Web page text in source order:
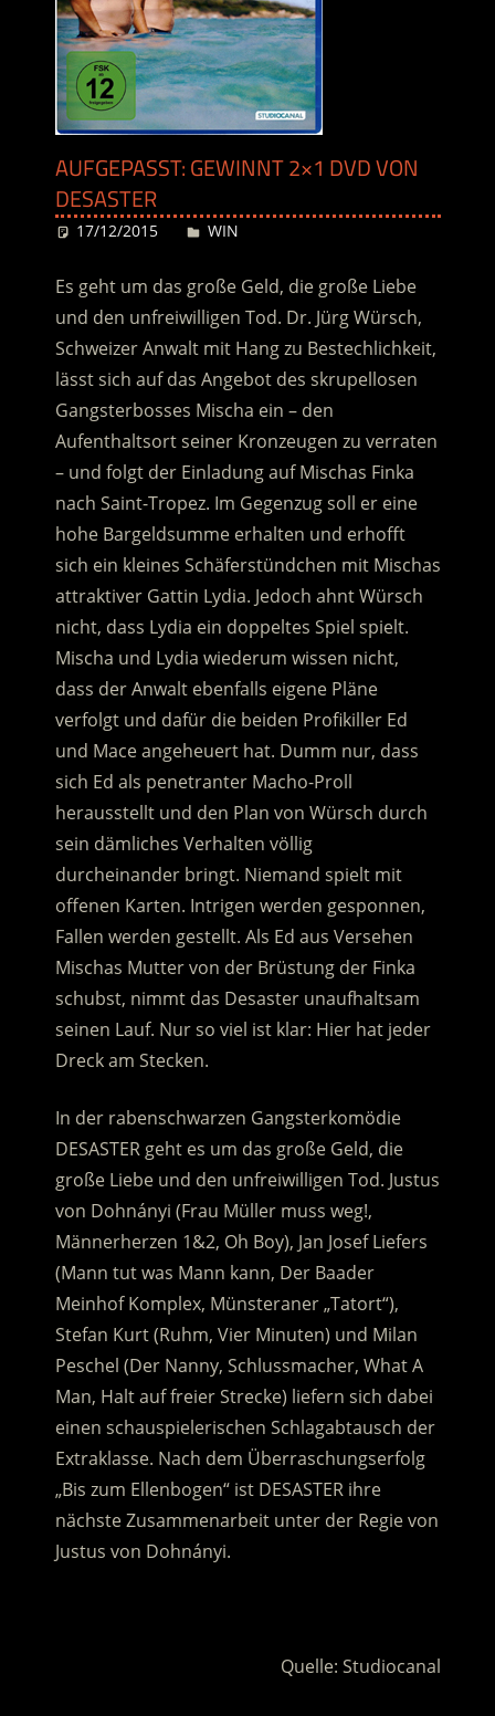
AUFGEPASST: GEWINNT 2×1 DVD VON
DESASTER
17/12/2015 Desiree
WIN
Es geht um das große Geld, die große Liebe
und den unfreiwilligen Tod. Dr. Jürg Würsch,
Schweizer Anwalt mit Hang zu Bestechlichkeit,
lässt sich auf das Angebot des skrupellosen
Gangsterbosses Mischa ein – den
Aufenthaltsort seiner Kronzeugen zu verraten
– und folgt der Einladung auf Mischas Finka
nach Saint-Tropez. Im Gegenzug soll er eine
hohe Bargeldsumme erhalten und erhofft
sich ein kleines Schäferstündchen mit Mischas
attraktiver Gattin Lydia. Jedoch ahnt Würsch
nicht, dass Lydia ein doppeltes Spiel spielt.
Mischa und Lydia wiederum wissen nicht,
dass der Anwalt ebenfalls eigene Pläne
verfolgt und dafür die beiden Profikiller Ed
und Mace angeheuert hat. Dumm nur, dass
sich Ed als penetranter Macho-Proll
herausstellt und den Plan von Würsch durch
sein dämliches Verhalten völlig
durcheinander bringt. Niemand spielt mit
offenen Karten. Intrigen werden gesponnen,
Fallen werden gestellt. Als Ed aus Versehen
Mischas Mutter von der Brüstung der Finka
schubst, nimmt das Desaster unaufhaltsam
seinen Lauf. Nur so viel ist klar: Hier hat jeder
Dreck am Stecken.
In der rabenschwarzen Gangsterkomödie
DESASTER geht es um das große Geld, die
große Liebe und den unfreiwilligen Tod. Justus
von Dohnányi (Frau Müller muss weg!,
Männerherzen 1&2, Oh Boy), Jan Josef Liefers
(Mann tut was Mann kann, Der Baader
Meinhof Komplex, Münsteraner „Tatort“),
Stefan Kurt (Ruhm, Vier Minuten) und Milan
Peschel (Der Nanny, Schlussmacher, What A
Man, Halt auf freier Strecke) liefern sich dabei
einen schauspielerischen Schlagabtausch der
Extraklasse. Nach dem Überraschungserfolg
„Bis zum Ellenbogen“ ist DESASTER ihre
nächste Zusammenarbeit unter der Regie von
Justus von Dohnányi.
Quelle: Studiocanal